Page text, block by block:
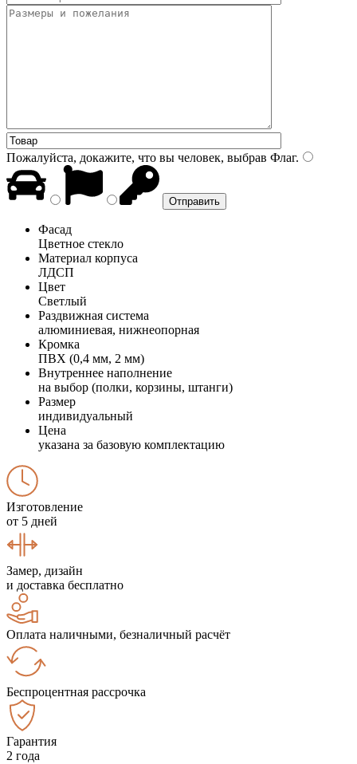
Пожалуйста, докажите, что вы человек, выбрав Флаг.
Фасад
Цветное стекло
Материал корпуса
ЛДСП
Цвет
Светлый
Раздвижная система
алюминиевая, нижнеопорная
Кромка
ПВХ (0,4 мм, 2 мм)
Внутреннее наполнение
на выбор (полки, корзины, штанги)
Размер
индивидуальный
Цена
указана за базовую комплектацию
Изготовление
от 5 дней
Замер, дизайн
и доставка бесплатно
Оплата наличными, безналичный расчёт
Беспроцентная рассрочка
Гарантия
2 года